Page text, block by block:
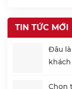
TIN TỨC MỚI
Đâu
Chọn